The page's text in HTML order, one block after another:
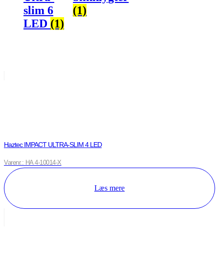
slim 6
LED (1)
(1)
Haztec IMPACT ULTRA-SLIM 4 LED
Varenr.: HA 4-10014-X
Læs mere